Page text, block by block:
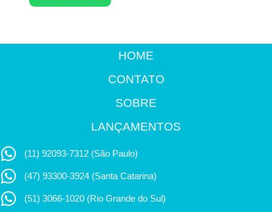
HOME
CONTATO
SOBRE
LANÇAMENTOS
(11) 92093-7312 (São Paulo)
(47) 93300-3924 (Santa Catarina)
(51) 3066-1020 (Rio Grande do Sul)